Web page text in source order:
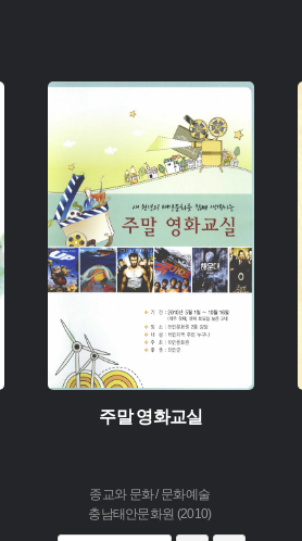
주제 :
유형 :
생산 :
소장 :
주말 영화교실
종교와 문화 / 문화예술
충남태안문화원 (2010)